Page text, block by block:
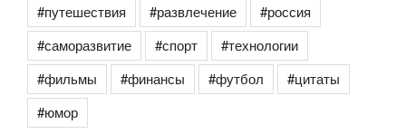
#путешествия
#развлечение
#россия
#саморазвитие
#спорт
#технологии
#фильмы
#финансы #футбол
#цитаты
#юмор